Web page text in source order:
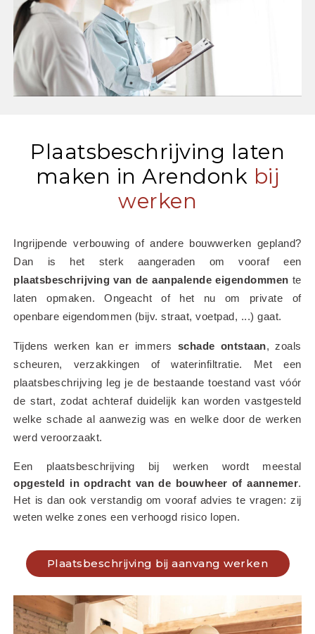
Plaatsbeschrijving laten
maken in Arendonk bij
werken
Ingrijpende verbouwing of andere bouwwerken gepland?
plaatsbeschrijving van de aanpalende eigendommen te
laten opmaken. Ongeacht of het nu om private of
openbare eigendommen (bijv. straat, voetpad, ...) gaat.
Tijdens werken kan er immers schade ontstaan, zoals
scheuren, verzakkingen of waterinfiltratie. Met een
plaatsbeschrijving leg je de bestaande toestand vast vóór
de start, zodat achteraf duidelijk kan worden vastgesteld
welke schade al aanwezig was en welke door de werken
werd veroorzaakt.
opgesteld in opdracht van de bouwheer of aannemer.
Het is dan ook verstandig om vooraf advies te vragen: zij
weten welke zones een verhoogd risico lopen.
Plaatsbeschrijving bij aanvang werken